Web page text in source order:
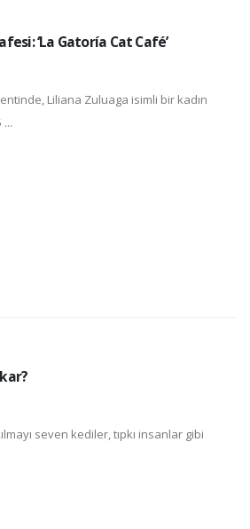
‘La Gatoría Cat Café’
Liliana Zuluaga isimli bir kadın
seven kediler, tıpkı insanlar gibi